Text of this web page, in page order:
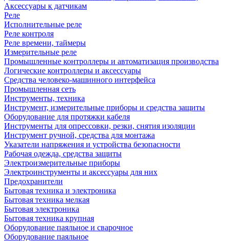
Аксессуары к датчикам
Реле
Исполнительные реле
Реле контроля
Реле времени, таймеры
Измерительные реле
Промышленные контроллеры и автоматизация производства
Логические контроллеры и аксессуары
Средства человеко-машинного интерфейса
Промышленная сеть
Инструменты, техника
Инструмент, измерительные приборы и средства защиты
Оборудование для протяжки кабеля
Инструменты для опрессовки, резки, снятия изоляции
Инструмент ручной, средства для монтажа
Указатели напряжения и устройства безопасности
Рабочая одежда, средства защиты
Электроизмерительные приборы
Электроинструменты и аксессуары для них
Предохранители
Бытовая техника и электроника
Бытовая техника мелкая
Бытовая электроника
Бытовая техника крупная
Оборудование паяльное и сварочное
Оборудование паяльное